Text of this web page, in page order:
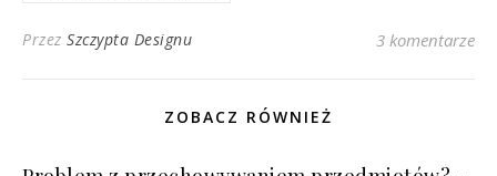
Przez Szczypta Designu 3 komentarze
ZOBACZ RÓWNIEŻ